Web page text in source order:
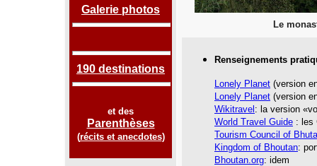
Galerie photos
190 destinations
et des
Parenthèses
(récits et anecdotes)
Le
Renseignements
Lonely Planet (version
Lonely Planet (version
Wikitravel : la version
World Travel Guide : les
Tourism Council of
Kingdom of Bhoutan:
Bhoutan.org: idem